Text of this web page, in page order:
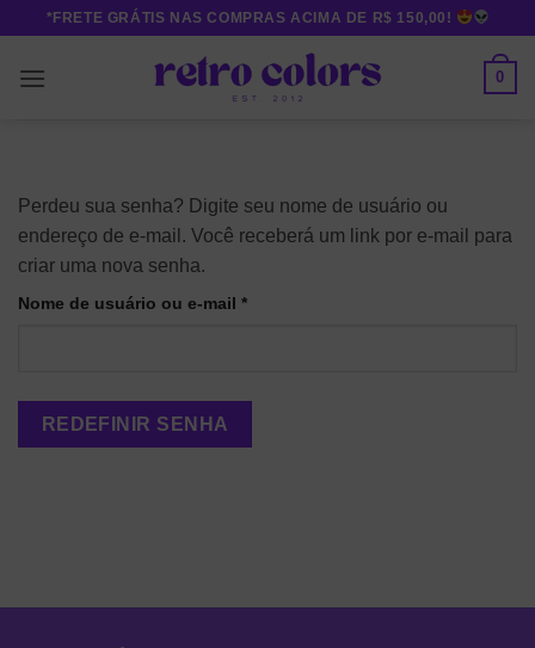
content
*FRETE GRÁTIS NAS COMPRAS ACIMA DE R$ 150,00!
0
Perdeu sua senha? Digite seu nome de usuário ou
endereço de e-mail. Você receberá um link por e-mail para
criar uma nova senha.
Nome de usuário ou e-mail *Obrigatório
REDEFINIR SENHA